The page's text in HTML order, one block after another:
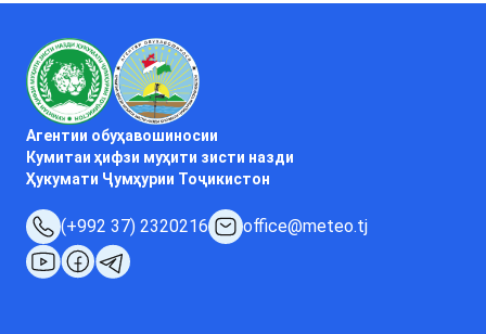
Агентии обуҳавошиносии
Кумитаи ҳифзи муҳити зисти назди
Ҳукумати Ҷумҳурии Тоҷикистон
(+992 37) 2320216 office@meteo.tj